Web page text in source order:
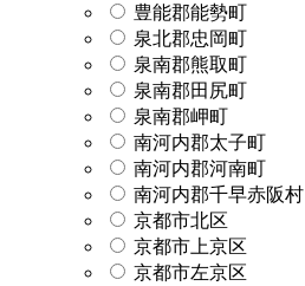
豊能郡能勢町
泉北郡忠岡町
泉南郡熊取町
泉南郡田尻町
泉南郡岬町
南河内郡太子町
南河内郡河南町
南河内郡千早赤阪村
京都市北区
京都市上京区
京都市左京区